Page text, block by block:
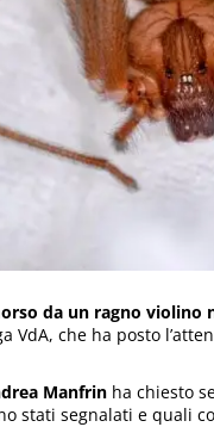
da un ragno violino
VdA, che ha posto
Manfrin ha chiesto
stati segnalati e quali